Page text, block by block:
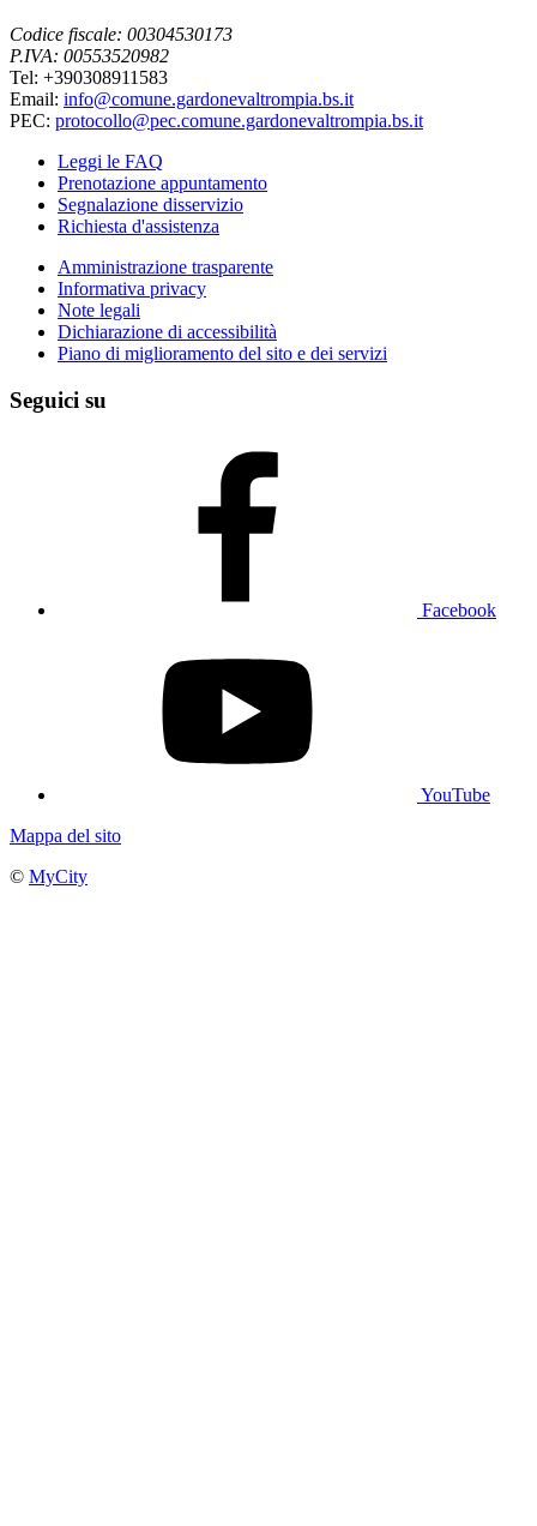
Codice fiscale: 00304530173
P.IVA: 00553520982
Tel: +390308911583
Email: info@comune.gardonevaltrompia.bs.it
PEC: protocollo@pec.comune.gardonevaltrompia.bs.it
Leggi le FAQ
Prenotazione appuntamento
Segnalazione disservizio
Richiesta d'assistenza
Amministrazione trasparente
Informativa privacy
Note legali
Dichiarazione di accessibilità
Piano di miglioramento del sito e dei servizi
Seguici su
Facebook
YouTube
Mappa del sito
© MyCity